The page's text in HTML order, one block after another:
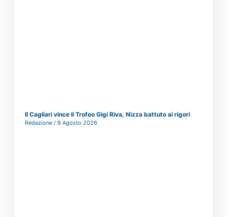
Il Cagliari vince il Trofeo Gigi Riva, Nizza battuto ai rigori
Redazione 9 Agosto 2026